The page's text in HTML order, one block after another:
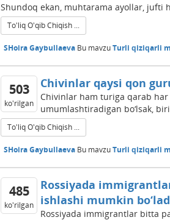
Shundoq ekan, muhtarama ayollar, jufti
To'liq O'qib Chiqish ...
SHoira Gaybullaeva Bu mavzuTurli qiziqarli
503
ko'rilgan
Chivinlar qaysi qon
Chivinlar ham turiga qarab
umumlashtiradigan bo‘lsak,
To'liq O'qib Chiqish ...
SHoira Gaybullaeva Bu mavzuTurli qiziqarli
485
ko'rilgan
Rossiyada
ishlashi mumkin
Rossiyada immigrantlar bitta